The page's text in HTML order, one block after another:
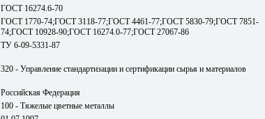
ГОСТ 16274.6-70
ГОСТ 1770-74;ГОСТ 3118-77;ГОСТ 4461-77;ГОСТ 5830-79;ГОСТ 7851-
74;ГОСТ 10928-90;ГОСТ 16274.0-77;ГОСТ 27067-86
ТУ 6-09-5331-87
320 - Управление стандартизации и сертификации сырья и материалов
Российская Федерация
100 - Тяжелые цветные металлы